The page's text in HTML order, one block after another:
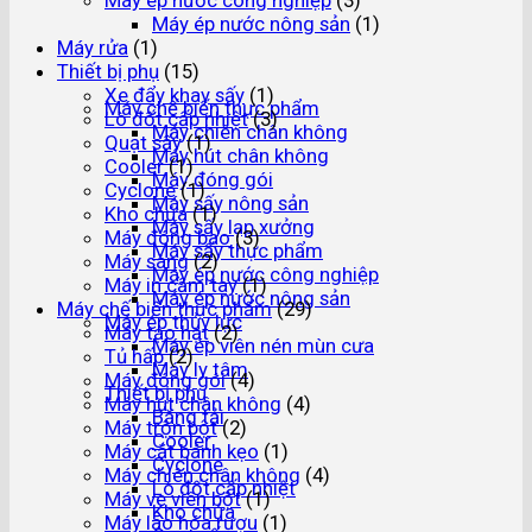
Máy chế biến thực phẩm
Máy chiên chân không
Máy hút chân không
Máy đóng gói
Máy sấy nông sản
Máy sấy lạp xưởng
Máy sấy thực phẩm
Máy ép nước công nghiệp
Máy ép nước nông sản
Máy ép thủy lực
Máy ép viên nén mùn cưa
Máy ly tâm
Thiết bị phụ
Băng tải
Cooler
Cyclone
Lò đốt cấp nhiệt
Kho chứa
Máy ép nước nông sản (1)
Máy rửa (1)
Thiết bị phụ (15)
Xe đẩy khay sấy (1)
Lò đốt cấp nhiệt (3)
Quạt sấy (1)
Cooler (1)
Cyclone (1)
Kho chứa (1)
Máy đóng bao (3)
Máy sàng (2)
Máy in cầm tay (1)
Máy chế biến thực phẩm (29)
Máy tạo hạt (2)
Tủ hấp (2)
Máy đóng gói (4)
Máy hút chân không (4)
Máy trộn bột (2)
Máy cắt bánh kẹo (1)
Máy chiên chân không (4)
Máy ve viên bột (1)
Máy lão hóa rượu (1)